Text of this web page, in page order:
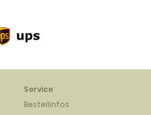
Service
Bestellinfos